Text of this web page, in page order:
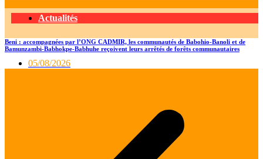
Actualités
Beni : accompagnées par l’ONG CADMIR, les communautés de Babohio-Banoli et de
Bamunzambi-Babhokpe-Babhuhe reçoivent leurs arrêtés de forêts communautaires
05/08/2026